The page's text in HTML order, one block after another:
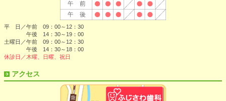
平 日／午前 09：00～12：30
午後 14：30～19：00
土曜日／午前 09：00～12：30
午後 14：30～18：00
休診日／木曜、日曜、祝日
アクセス